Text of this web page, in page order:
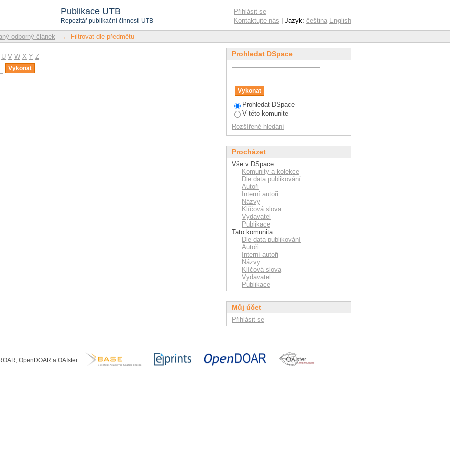
Publikace UTB
Repozitář publikační činnosti UTB
Přihlásit se
Kontaktujte nás | Jazyk: čeština English
odborný článek → Filtrovat dle předmětu
U V W X Y Z
Prohledat DSpace
Prohledat DSpace
V této komunite
Rozšířené hledání
Procházet
Vše v DSpace
Komunity a kolekce
Dle data publikování
Autoři
Interní autoři
Názvy
Klíčová slova
Vydavatel
Publikace
Tato komunita
Dle data publikování
Autoři
Interní autoři
Názvy
Klíčová slova
Vydavatel
Publikace
Můj účet
Přihlásit se
OpenDOAR a OAIster.